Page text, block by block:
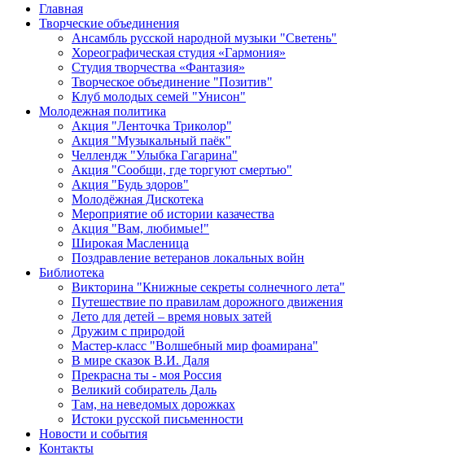
Главная
Творческие объединения
Ансамбль русской народной музыки "Светень"
Хореографическая студия «Гармония»
Студия творчества «Фантазия»
Творческое объединение "Позитив"
Клуб молодых семей "Унисон"
Молодежная политика
Акция "Ленточка Триколор"
Акция "Музыкальный паёк"
Челлендж "Улыбка Гагарина"
Акция "Сообщи, где торгуют смертью"
Акция "Будь здоров"
Молодёжная Дискотека
Мероприятие об истории казачества
Акция "Вам, любимые!"
Широкая Масленица
Поздравление ветеранов локальных войн
Библиотека
Викторина "Книжные секреты солнечного лета"
Путешествие по правилам дорожного движения
Лето для детей – время новых затей
Дружим с природой
Мастер-класс "Волшебный мир фоамирана"
В мире сказок В.И. Даля
Прекрасна ты - моя Россия
Великий собиратель Даль
Там, на неведомых дорожках
Истоки русской письменности
Новости и события
Контакты